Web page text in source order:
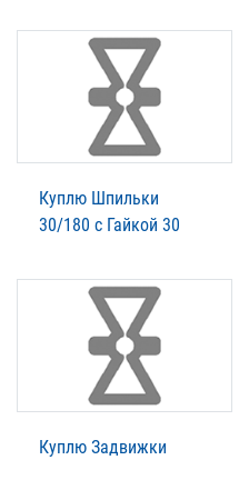
Куплю Шпильки
30/180 с Гайкой 30
Куплю Задвижки